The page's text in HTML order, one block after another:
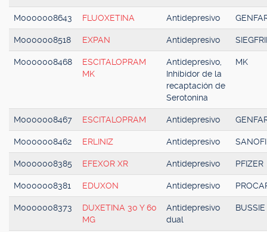
M0000008643 FLUOXETINA Antidepresivo
M0000008518 EXPAN Antidepresivo
M0000008468
ESCITALOPRAM
MK
Antidepresivo,
Inhibidor de la
recaptación de
Serotonina
MK
M0000008467 ESCITALOPRAM Antidepresivo
M0000008462 ERLINIZ Antidepresivo
M0000008385 EFEXOR XR Antidepresivo PFIZER
M0000008381 EDUXON Antidepresivo
M0000008373
DUXETINA 30 Y 60
MG
Antidepresivo
dual
BUSSIE